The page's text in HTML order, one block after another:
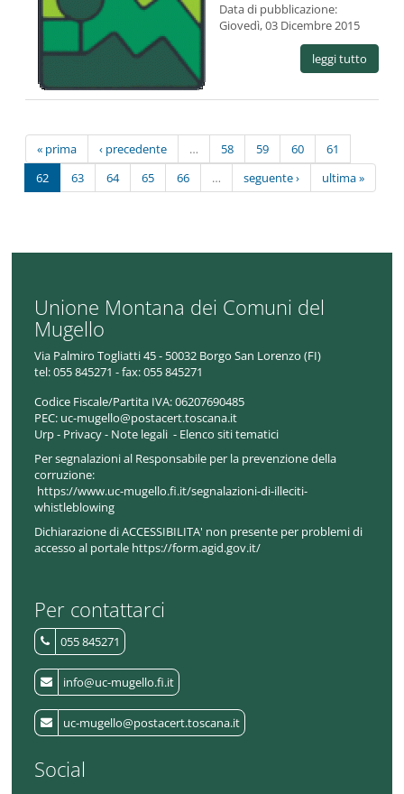
Data di pubblicazione:
Giovedì, 03 Dicembre 2015
leggi tutto
« prima ‹ precedente … 58 59 60
61
62
63 64 65 66 … seguente › ultima »
Unione Montana dei Comuni del
Mugello
Via Palmiro Togliatti 45 - 50032 Borgo San Lorenzo (FI)
tel:055 845271 - fax: 055 845271
Codice Fiscale/Partita IVA:06207690485
PEC: uc-mugello@postacert.toscana.it
Urp- Privacy- Note legali - Elenco siti tematici
Per segnalazioni al Responsabile per la prevenzione della
corruzione:
https://www.uc-mugello.fi.it/segnalazioni-di-illeciti-
whistleblowing
Dichiarazione di ACCESSIBILITA' non presente per problemi di
accesso al portale https://form.agid.gov.it/
Per contattarci
055 845271
info@uc-mugello.fi.it
uc-mugello@postacert.toscana.it
Social